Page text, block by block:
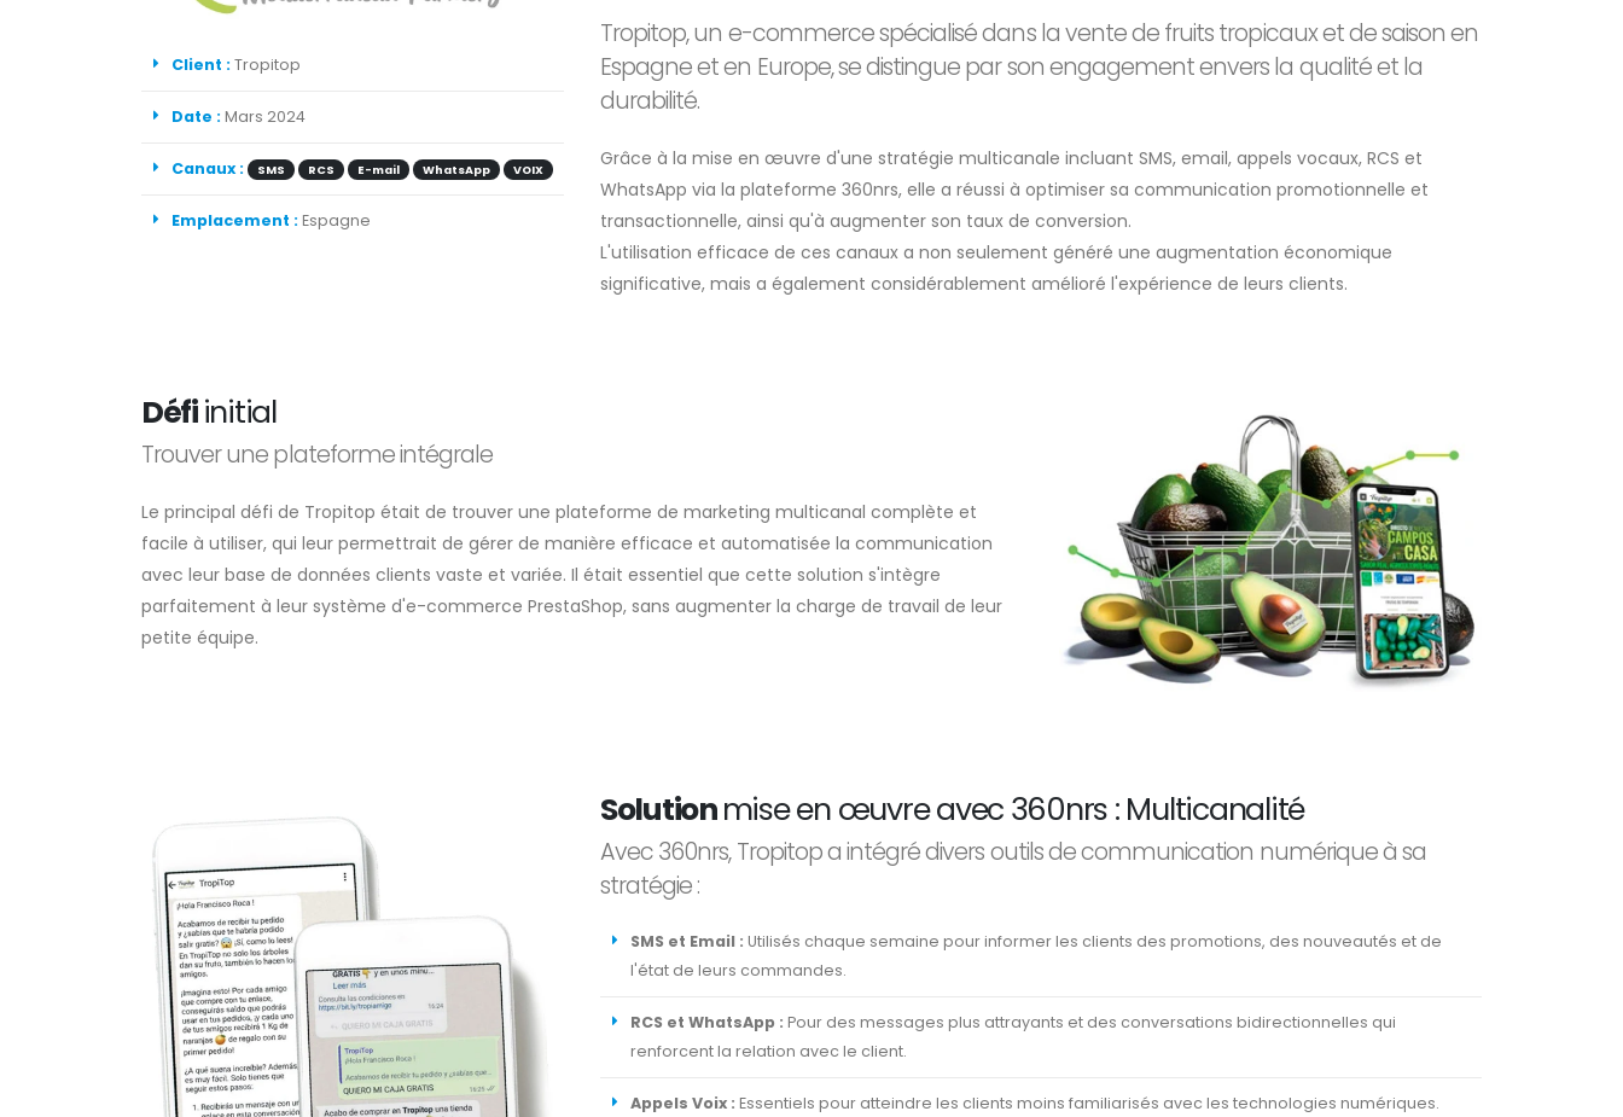
Client : Tropitop
Date : Mars 2024
Canaux : SMS RCS E-mail WhatsApp VOIX
Emplacement : Espagne
Tropitop, un e-commerce spécialisé dans la vente de fruits tropicaux et de saison en
Espagne et en Europe, se distingue par son engagement envers la qualité et la
durabilité.
Grâce à la mise en œuvre d'une stratégie multicanale incluant SMS, email, appels vocaux, RCS et
WhatsApp via la plateforme 360nrs, elle a réussi à optimiser sa communication promotionnelle et
transactionnelle, ainsi qu'à augmenter son taux de conversion.
L'utilisation efficace de ces canaux a non seulement généré une augmentation économique
significative, mais a également considérablement amélioré l'expérience de leurs clients.
Défiinitial
Trouver une plateforme intégrale
Le principal défi de Tropitop était de trouver une plateforme de marketing multicanal complète et
facile à utiliser, qui leur permettrait de gérer de manière efficace et automatisée la communication
avec leur base de données clients vaste et variée. Il était essentiel que cette solution s'intègre
parfaitement à leur système d'e-commerce PrestaShop, sans augmenter la charge de travail de leur
petite équipe.
Solutionmise en œuvre avec 360nrs : Multicanalité
Avec 360nrs, Tropitop a intégré divers outils de communication numérique à sa
stratégie :
SMS et Email : Utilisés chaque semaine pour informer les clients des promotions, des nouveautés et de
l'état de leurs commandes.
RCS et WhatsApp : Pour des messages plus attrayants et des conversations bidirectionnelles qui
renforcent la relation avec le client.
Appels Voix : Essentiels pour atteindre les clients moins familiarisés avec les technologies numériques.